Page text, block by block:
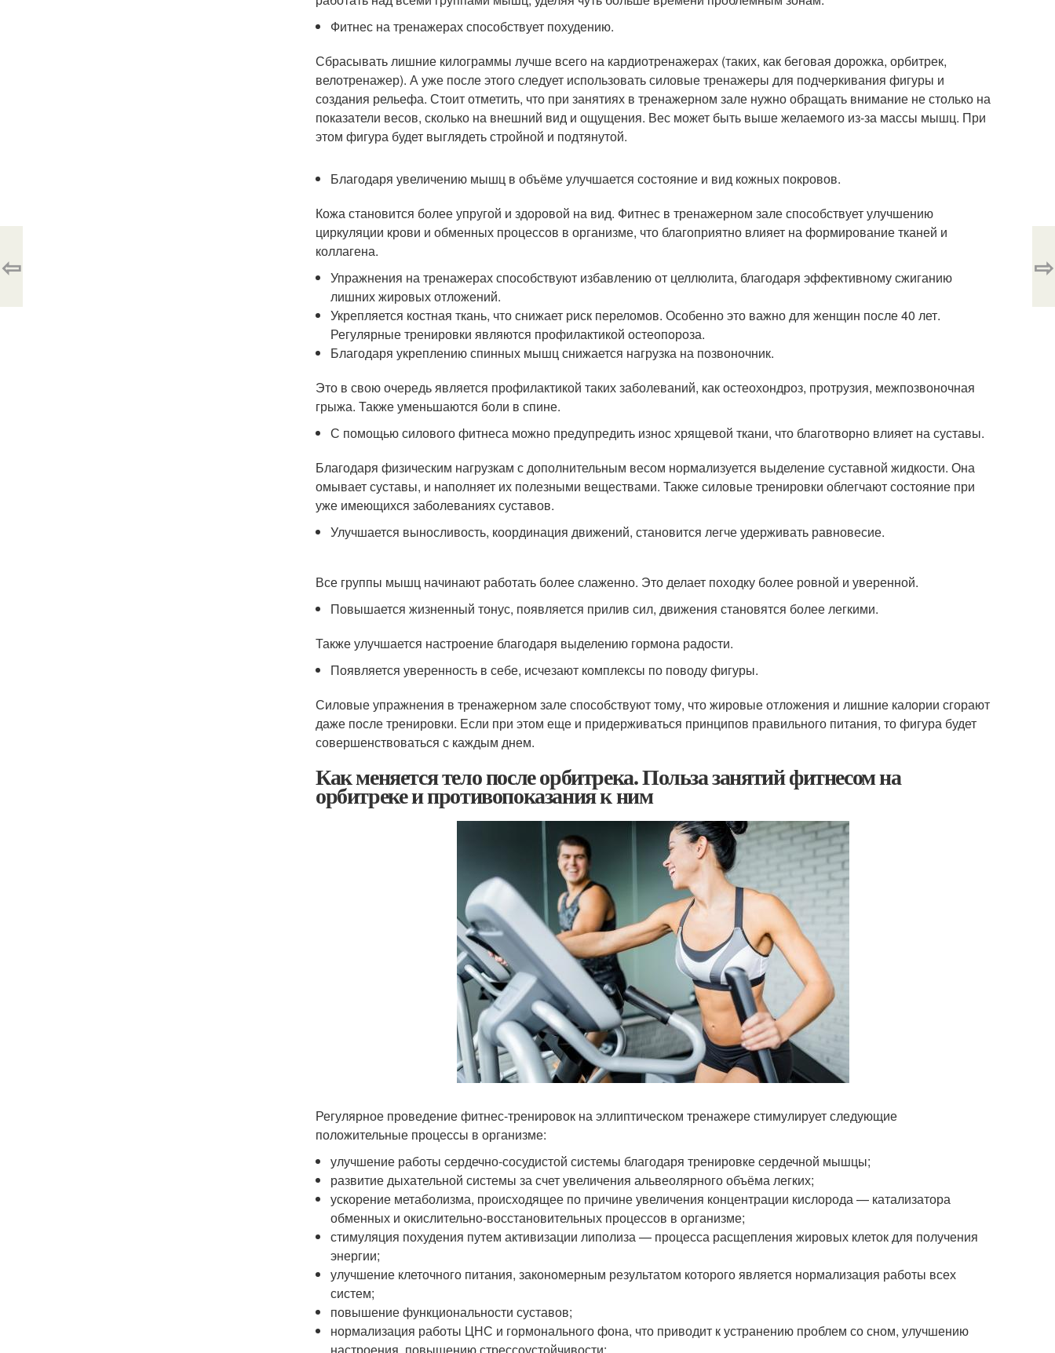
Фитнес на тренажерах способствует похудению.
Сбрасывать лишние килограммы лучше всего на кардиотренажерах (таких, как беговая дорожка, орбитрек,
велотренажер). А уже после этого следует использовать силовые тренажеры для подчеркивания фигуры и
создания рельефа. Стоит отметить, что при занятиях в тренажерном зале нужно обращать внимание не столько на
показатели весов, сколько на внешний вид и ощущения. Вес может быть выше желаемого из-за массы мышц. При
этом фигура будет выглядеть стройной и подтянутой.
Благодаря увеличению мышц в объёме улучшается состояние и вид кожных покровов.
Кожа становится более упругой и здоровой на вид. Фитнес в тренажерном зале способствует улучшению
циркуляции крови и обменных процессов в организме, что благоприятно влияет на формирование тканей и
коллагена.
Упражнения на тренажерах способствуют избавлению от целлюлита, благодаря эффективному сжиганию
лишних жировых отложений.
Укрепляется костная ткань, что снижает риск переломов. Особенно это важно для женщин после 40 лет.
Регулярные тренировки являются профилактикой остеопороза.
Благодаря укреплению спинных мышц снижается нагрузка на позвоночник.
Это в свою очередь является профилактикой таких заболеваний, как остеохондроз, протрузия, межпозвоночная
грыжа. Также уменьшаются боли в спине.
С помощью силового фитнеса можно предупредить износ хрящевой ткани, что благотворно влияет на суставы.
Благодаря физическим нагрузкам с дополнительным весом нормализуется выделение суставной жидкости. Она
омывает суставы, и наполняет их полезными веществами. Также силовые тренировки облегчают состояние при
уже имеющихся заболеваниях суставов.
Улучшается выносливость, координация движений, становится легче удерживать равновесие.
Все группы мышц начинают работать более слаженно. Это делает походку более ровной и уверенной.
Повышается жизненный тонус, появляется прилив сил, движения становятся более легкими.
Также улучшается настроение благодаря выделению гормона радости.
Появляется уверенность в себе, исчезают комплексы по поводу фигуры.
Силовые упражнения в тренажерном зале способствуют тому, что жировые отложения и лишние калории сгорают
даже после тренировки. Если при этом еще и придерживаться принципов правильного питания, то фигура будет
совершенствоваться с каждым днем.
Как меняется тело после орбитрека. Польза занятий фитнесом на
орбитреке и противопоказания к ним
Регулярное проведение фитнес-тренировок на эллиптическом тренажере стимулирует следующие
положительные процессы в организме:
улучшение работы сердечно-сосудистой системы благодаря тренировке сердечной мышцы;
развитие дыхательной системы за счет увеличения альвеолярного объёма легких;
ускорение метаболизма, происходящее по причине увеличения концентрации кислорода — катализатора
обменных и окислительно-восстановительных процессов в организме;
стимуляция похудения путем активизации липолиза — процесса расщепления жировых клеток для получения
энергии;
улучшение клеточного питания, закономерным результатом которого является нормализация работы всех
систем;
повышение функциональности суставов;
нормализация работы ЦНС и гормонального фона, что приводит к устранению проблем со сном, улучшению
⇦ ⇨